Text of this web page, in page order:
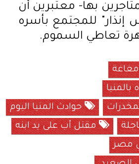
بها- معتبرين أن
للمجتمع بأسره
تعاطي السموم.
حوادث المنيا اليوم
مقتل أب على يد ابنه
مصر